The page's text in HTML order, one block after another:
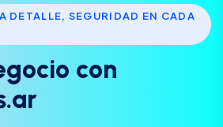
DETALLE, SEGURIDAD EN CADA
gocio con
.ar